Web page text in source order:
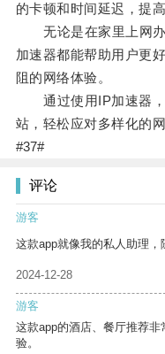
的卡顿和时间延迟，提
无论是在家里上网办
加速器都能帮助用户更
阻的网络体验。
通过使用IP加速器，
站，轻松应对多样化的网
#37#
评论
游客
这款app就像我的私人助理，
2024-12-28
游客
这款app的酒店、餐厅推荐
验。